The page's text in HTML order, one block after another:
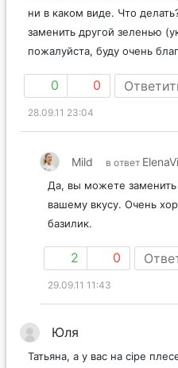
ни в каком виде. Что
заменить другой зеленью
пожалуйста, буду очень
0 0
28.09.11 23:04
Mild в ответ
Да, вы можете
вашему вкусу. Очень
базилик.
2 0
29.09.11 11:43
Юля
Татьяна, а у вас на сіре